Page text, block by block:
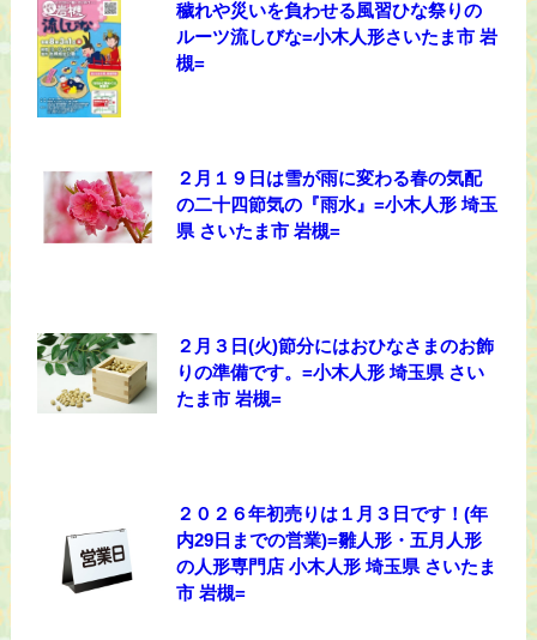
穢れや災いを負わせる風習ひな祭りの
ルーツ流しびな=小木人形さいたま市 岩
槻=
２月１９日は雪が雨に変わる春の気配
の二十四節気の『雨水』=小木人形 埼玉
県 さいたま市 岩槻=
２月３日(火)節分にはおひなさまのお飾
りの準備です。=小木人形 埼玉県 さい
たま市 岩槻=
２０２６年初売りは１月３日です！(年
内29日までの営業)=雛人形・五月人形
の人形専門店 小木人形 埼玉県 さいたま
市 岩槻=